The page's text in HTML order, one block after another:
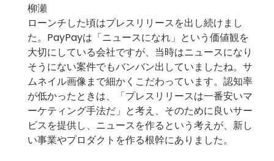
柳瀬
ローンチした頃はプレスリリースを出し続けまし
た。PayPayは「ニュースになれ」という価値観を
大切にしている会社ですが、当時はニュースになり
そうにない案件でもバンバン出していましたね。サ
ムネイル画像まで細かくこだわっています。認知率
が低かったときは、「プレスリリースは一番安いマ
ーケティング手法だ」と考え、そのために良いサー
ビスを提供し、ニュースを作るという考えが、新し
い事業やプロダクトを作る根幹にありました。